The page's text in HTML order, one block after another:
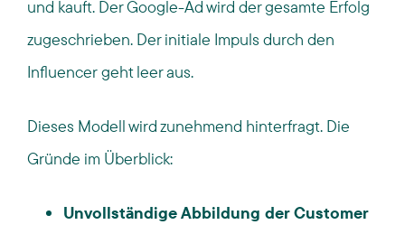
und kauft. Der Google-Ad wird der gesamte Erfolg
zugeschrieben. Der initiale Impuls durch den
Influencer geht leer aus.
Dieses Modell wird zunehmend hinterfragt. Die
Gründe im Überblick:
Unvollständige Abbildung der Customer